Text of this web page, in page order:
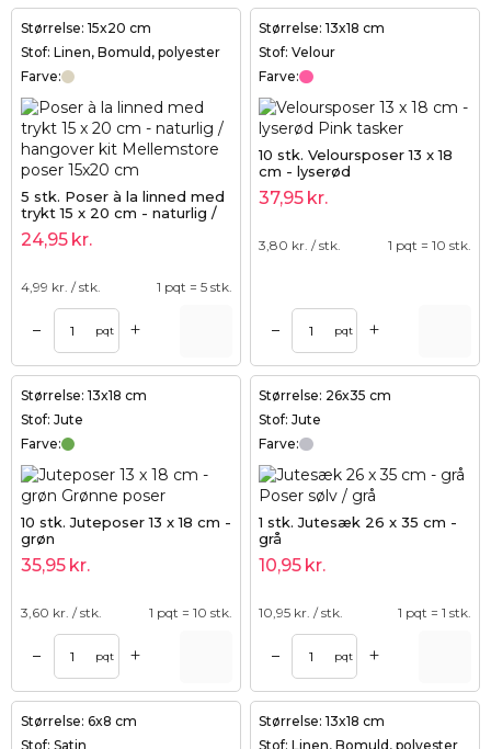
Størrelse: 15x20 cm
Stof: Linen, Bomuld, polyester
Farve:
5 stk. Poser à la linned med
trykt 15 x 20 cm - naturlig /
hangover kit
24,95 kr.
4,99 kr. / stk. 1 pqt = 5 stk.
– pqt +
Størrelse: 13x18 cm
Stof: Velour
Farve:
10 stk. Veloursposer 13 x 18
cm - lyserød
37,95 kr.
3,80 kr. / stk. 1 pqt = 10 stk.
– pqt +
Størrelse: 13x18 cm
Stof: Jute
Farve:
10 stk. Juteposer 13 x 18 cm -
grøn
35,95 kr.
3,60 kr. / stk. 1 pqt = 10 stk.
– pqt +
Størrelse: 26x35 cm
Stof: Jute
Farve:
1 stk. Jutesæk 26 x 35 cm -
grå
10,95 kr.
10,95 kr. / stk. 1 pqt = 1 stk.
– pqt +
Størrelse: 6x8 cm
Stof: Satin
Størrelse: 13x18 cm
Stof: Linen, Bomuld, polyester